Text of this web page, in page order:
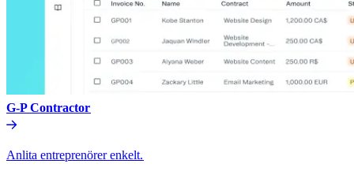
G-P Contractor​​
Anlita entreprenörer enkelt.​​